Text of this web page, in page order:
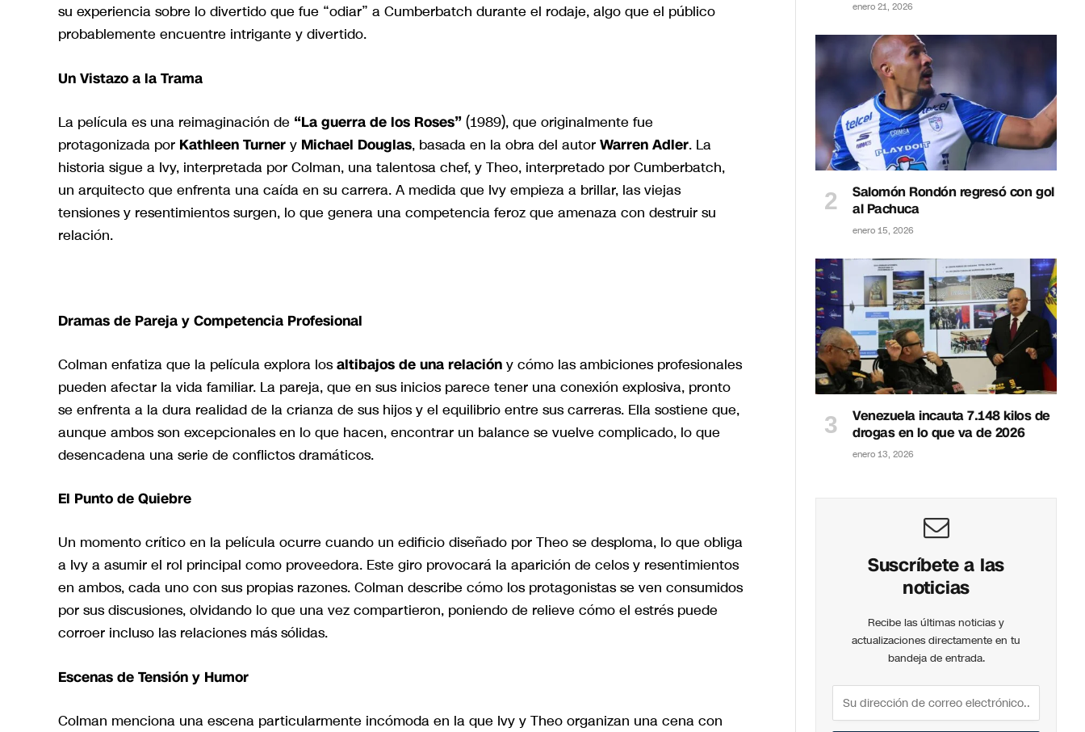
su experiencia sobre lo divertido que fue “odiar” a Cumberbatch durante el rodaje, algo que el público
probablemente encuentre intrigante y divertido.
Un Vistazo a la Trama
La película es una reimaginación de “La guerra de los Roses” (1989), que originalmente fue
protagonizada por Kathleen Turner y Michael Douglas, basada en la obra del autor Warren Adler. La
historia sigue a Ivy, interpretada por Colman, una talentosa chef, y Theo, interpretado por Cumberbatch,
un arquitecto que enfrenta una caída en su carrera. A medida que Ivy empieza a brillar, las viejas
tensiones y resentimientos surgen, lo que genera una competencia feroz que amenaza con destruir su
relación.
Dramas de Pareja y Competencia Profesional
Colman enfatiza que la película explora losaltibajos de una relación y cómo las ambiciones profesionales
pueden afectar la vida familiar. La pareja, que en sus inicios parece tener una conexión explosiva, pronto
se enfrenta a la dura realidad de la crianza de sus hijos y el equilibrio entre sus carreras. Ella sostiene que,
aunque ambos son excepcionales en lo que hacen, encontrar un balance se vuelve complicado, lo que
desencadena una serie de conflictos dramáticos.
El Punto de Quiebre
Un momento crítico en la película ocurre cuando un edificio diseñado por Theo se desploma, lo que obliga
a Ivy a asumir el rol principal como proveedora. Este giro provocará la aparición de celos y resentimientos
en ambos, cada uno con sus propias razones. Colman describe cómo los protagonistas se ven consumidos
por sus discusiones, olvidando lo que una vez compartieron, poniendo de relieve cómo el estrés puede
corroer incluso las relaciones más sólidas.
Escenas de Tensión y Humor
Colman menciona una escena particularmente incómoda en la que Ivy y Theo organizan una cena con
enero 21, 2026
Salomón Rondón regresó con gol
al Pachuca
enero 15, 2026
Venezuela incauta 7.148 kilos de
drogas en lo que va de 2026
enero 13, 2026
Suscríbete a las
noticias
Recibe las últimas noticias y
actualizaciones directamente en tu
bandeja de entrada.